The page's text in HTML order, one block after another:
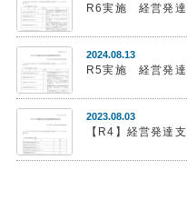
R6実施 経営発達
2024.08.13
R5実施 経営発達
2023.08.03
【R4】経営発達